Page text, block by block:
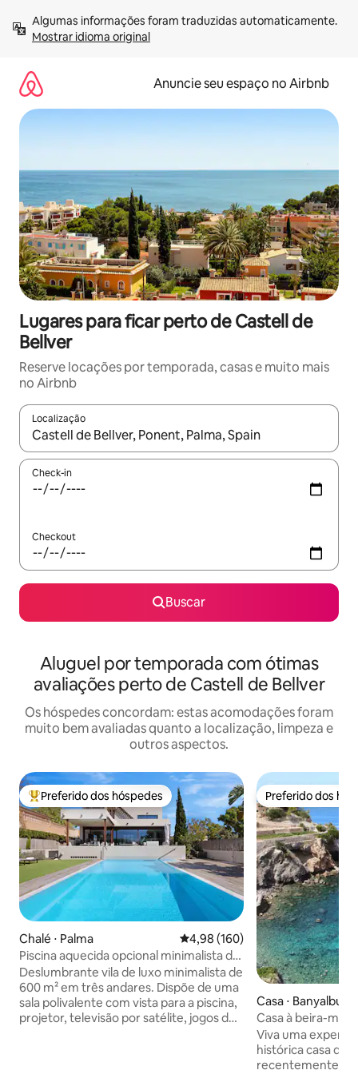
para
Mostrar idioma original
Anuncie seu espaço no Airbnb
Lugares para ficar perto de Castell de
Bellver
Reserve locações por temporada, casas e muito mais
no Airbnb
Localização
Quando os resultados estiverem disponíveis, explore-os
Check-in
Checkout
Buscar
Aluguel por temporada com ótimas
avaliações perto de Castell de Bellver
Os hóspedes concordam: estas acomodações foram
muito bem avaliadas quanto a localização, limpeza e
outros aspectos.
Entre os melhores preferidos dos hóspedes
Preferido dos hóspedes
Chalé ⋅ Palma 4,98 de uma avaliação média de
4,98 (160)
Piscina aquecida opcional minimalista de
cristal Villamina
Deslumbrante vila de luxo minimalista de
600 m² em três andares. Dispõe de uma
sala polivalente com vista para a piscina,
projetor, televisão por satélite, jogos de
Preferido dos
Preferido dos
Casa ⋅
Casa à beira-mar
direto à praia
Viva uma
histórica casa de
recentemente